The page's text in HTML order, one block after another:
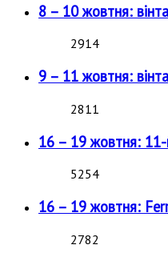
8 – 10 жовтня:
2914
9 – 11 жовтня:
2811
16 – 19 жовтня: 11-
5254
16 – 19 жовтня:
2782